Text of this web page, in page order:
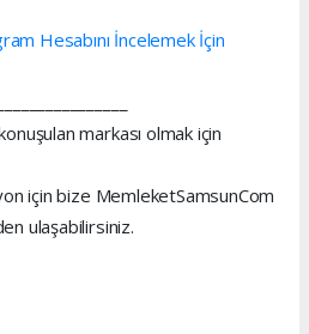
Hesabını İncelemek İçin
markası olmak için
için bize MemleketSamsunCom
ulaşabilirsiniz.